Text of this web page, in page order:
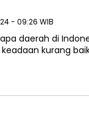
- 09:26 WIB
daerah di
kurang